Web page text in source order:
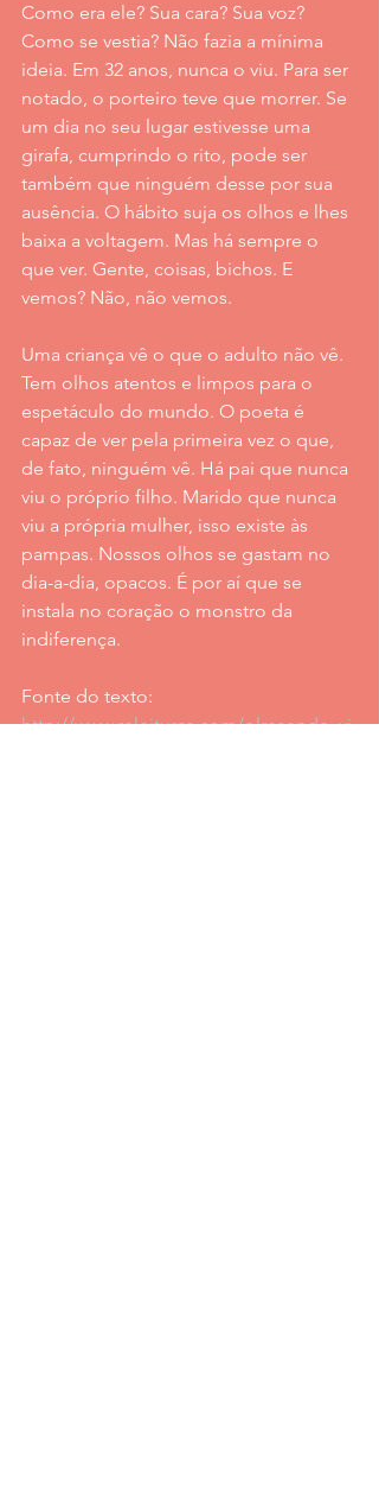
Como era ele? Sua cara? Sua voz?
Como se vestia? Não fazia a mínima
ideia. Em 32 anos, nunca o viu. Para ser
notado, o porteiro teve que morrer. Se
um dia no seu lugar estivesse uma
girafa, cumprindo o rito, pode ser
também que ninguém desse por sua
ausência. O hábito suja os olhos e lhes
baixa a voltagem. Mas há sempre o
que ver. Gente, coisas, bichos. E
vemos? Não, não vemos.
Uma criança vê o que o adulto não vê.
Tem olhos atentos e limpos para o
espetáculo do mundo. O poeta é
capaz de ver pela primeira vez o que,
de fato, ninguém vê. Há pai que nunca
viu o próprio filho. Marido que nunca
viu a própria mulher, isso existe às
pampas. Nossos olhos se gastam no
dia-a-dia, opacos. É por aí que se
instala no coração o monstro da
indiferença.
Fonte do texto:
http://www.releituras.com/olresende_vi